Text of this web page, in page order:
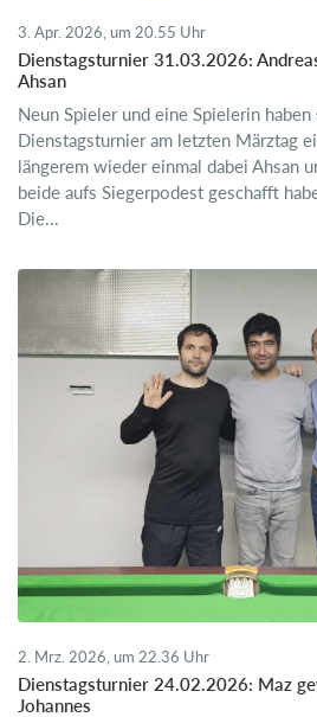
3. Apr. 2026, um 20.55 Uhr
Dienstagsturnier 31.03.2026:
Ahsan
Neun Spieler und eine Spielerin haben
Dienstagsturnier am letzten Märztag
längerem wieder einmal dabei Ahsan
beide aufs Siegerpodest geschafft
Die...
2. Mrz. 2026, um 22.36 Uhr
Dienstagsturnier 24.02.2026: Maz
Johannes